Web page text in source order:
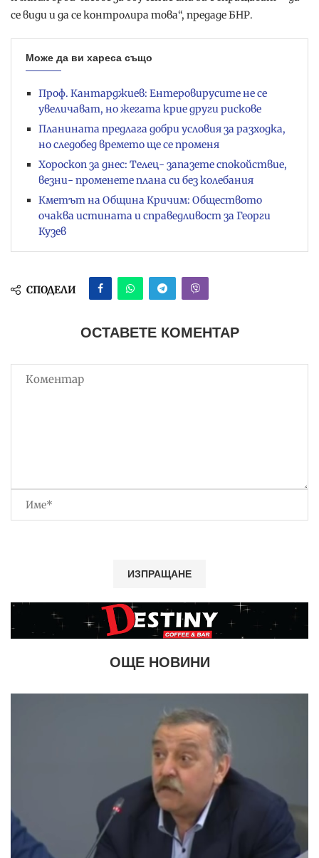
се види и да се контролира това“, предаде БНР.
Може да ви хареса също
Проф. Кантарджиев: Ентеровирусите не се
увеличават, но жегата крие други рискове
Планината предлага добри условия за разходка,
но следобед времето ще се променя
Хороскоп за днес: Телец- запазете спокойствие,
везни- променете плана си без колебания
Кметът на Община Кричим: Обществото
очаква истината и справедливост за Георги
Кузев
СПОДЕЛИ
ОСТАВЕТЕ КОМЕНТАР
ОЩЕ НОВИНИ